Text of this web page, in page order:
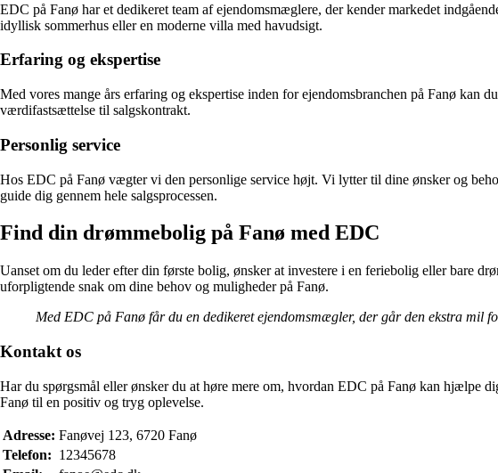
EDC på Fanø har et dedikeret team af ejendomsmæglere, der kender markedet
idyllisk sommerhus eller en moderne villa med havudsigt.
Erfaring og ekspertise
Med vores mange års erfaring og ekspertise inden for ejendomsbranchen på Fanø
værdifastsættelse til salgskontrakt.
Personlig service
Hos EDC på Fanø vægter vi den personlige service højt. Vi lytter til dine ønsker og
guide dig gennem hele salgsprocessen.
Find din drømmebolig på Fanø med EDC
Uanset om du leder efter din første bolig, ønsker at investere i en feriebolig eller bare
uforpligtende snak om dine behov og muligheder på Fanø.
Med EDC på Fanø får du en dedikeret ejendomsmægler, der går den ekstra mil
Kontakt os
Har du spørgsmål eller ønsker du at høre mere om, hvordan EDC på Fanø kan hjælpe
Fanø til en positiv og tryg oplevelse.
Adresse: Fanøvej 123, 6720 Fanø
Telefon: 12345678